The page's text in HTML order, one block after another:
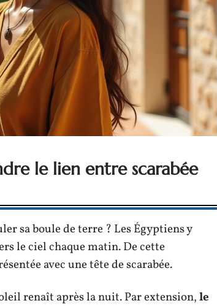
le lien entre scarabée
sa boule de terre ? Les Égyptiens y
le ciel chaque matin. De cette
avec une tête de scarabée.
renaît après la nuit. Par extension,le